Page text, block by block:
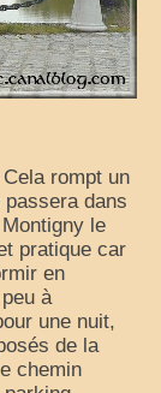
rompt un
dans
le
pratique car
en
à
une nuit,
de la
chemin